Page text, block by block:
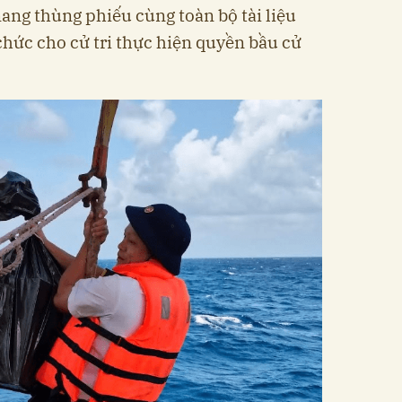
thùng phiếu cùng toàn bộ tài liệu
cho cử tri thực hiện quyền bầu cử